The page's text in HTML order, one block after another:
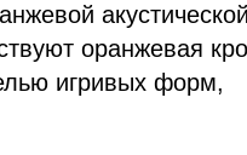
оранжевая
игривых форм,